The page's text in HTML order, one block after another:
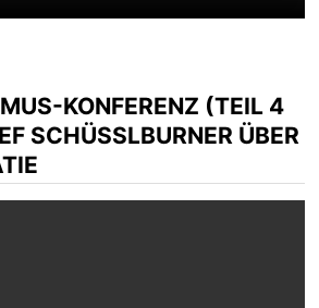
KONFERENZ (TEIL 4
SCHÜSSLBURNER ÜBER D